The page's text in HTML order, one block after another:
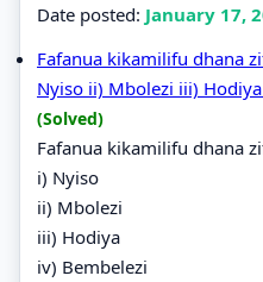
Date posted: January 17,
Fafanua kikamilifu dhana
Nyiso ii) Mbolezi iii)
(Solved)
Fafanua kikamilifu dhana
i) Nyiso
ii) Mbolezi
iii) Hodiya
iv) Bembelezi